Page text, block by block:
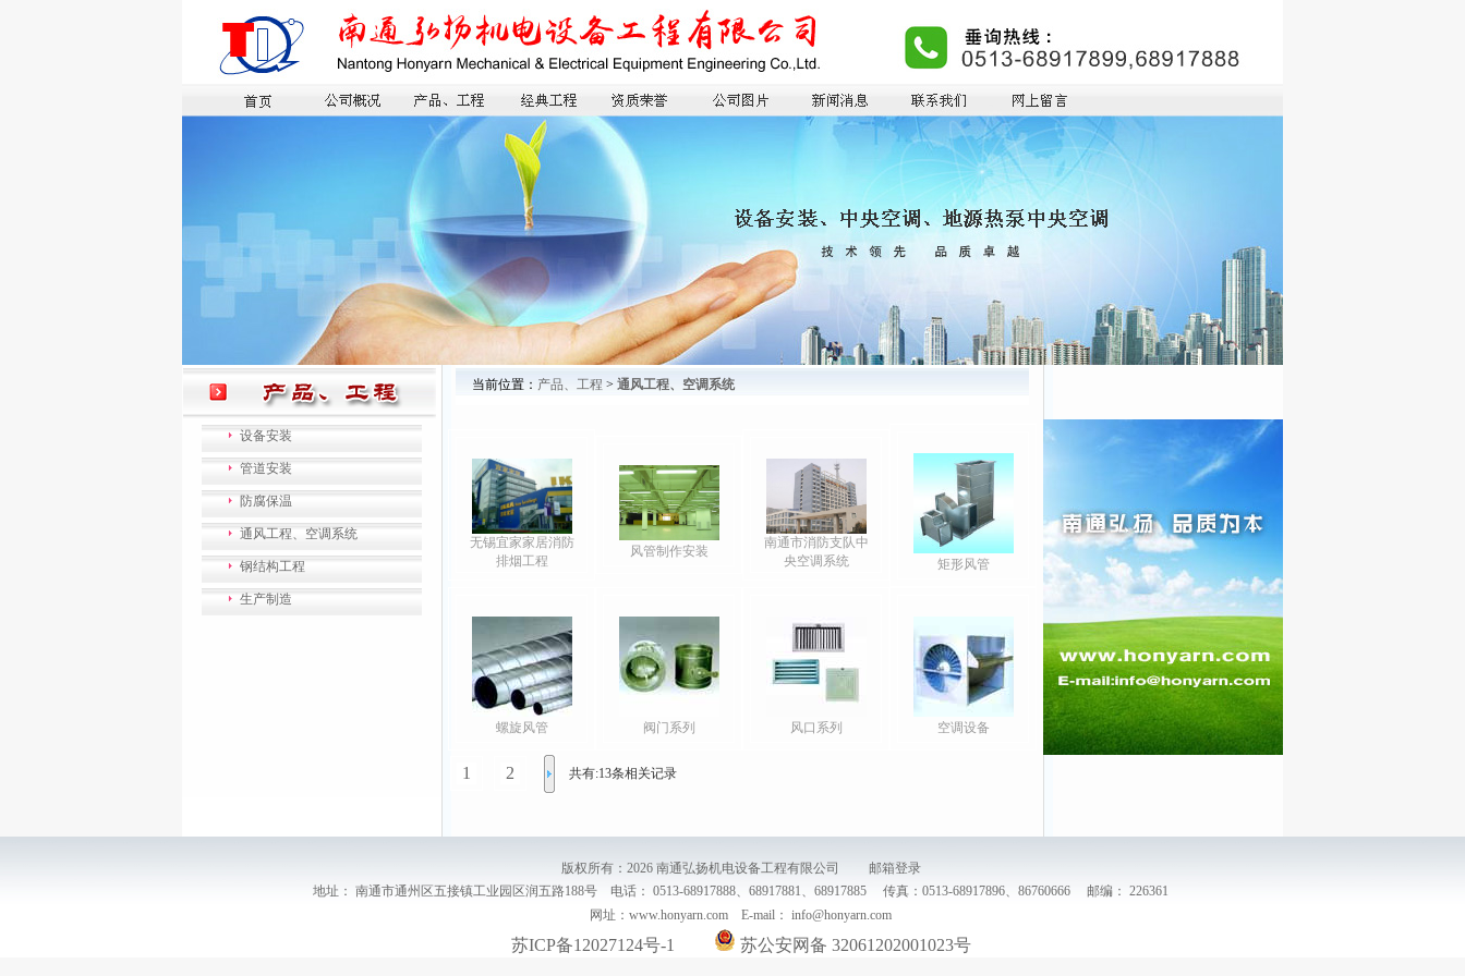
设备安装
管道安装
防腐保温
通风工程、空调系统
钢结构工程
生产制造
当前位置： 产品、工程 > 通风工程、空调系统
无锡宜家家居消防
排烟工程
风管制作安装
南通市消防支队中
央空调系统
矩形风管
螺旋风管 阀门系列 风口系列 空调设备
1 2 共有:13条相关记录
版权所有：2026 南通弘扬机电设备工程有限公司 邮箱登录
地址： 南通市通州区五接镇工业园区润五路188号 电话： 0513-68917888、68917881、68917885 传真：0513-68917896、86760666 邮编： 226361
网址：www.honyarn.com E-mail： info@honyarn.com
苏ICP备12027124号-1 苏公安网备 32061202001023号